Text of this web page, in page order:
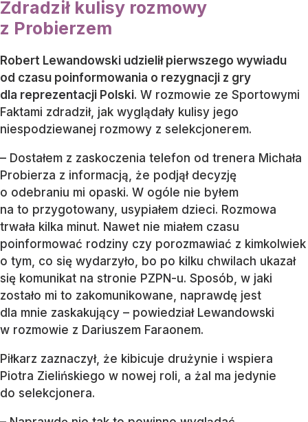
Zdradził kulisy rozmowy
z Probierzem
Robert Lewandowski udzielił pierwszego wywiadu
od czasu poinformowania o rezygnacji z gry
dla reprezentacji Polski. W rozmowie ze Sportowymi
Faktami zdradził, jak wyglądały kulisy jego
niespodziewanej rozmowy z selekcjonerem.
– Dostałem z zaskoczenia telefon od trenera Michała
Probierza z informacją, że podjął decyzję
o odebraniu mi opaski. W ogóle nie byłem
na to przygotowany, usypiałem dzieci. Rozmowa
trwała kilka minut. Nawet nie miałem czasu
poinformować rodziny czy porozmawiać z kimkolwiek
o tym, co się wydarzyło, bo po kilku chwilach ukazał
się komunikat na stronie PZPN-u. Sposób, w jaki
zostało mi to zakomunikowane, naprawdę jest
dla mnie zaskakujący – powiedział Lewandowski
w rozmowie z Dariuszem Faraonem.
Piłkarz zaznaczył, że kibicuje drużynie i wspiera
Piotra Zielińskiego w nowej roli, a żal ma jedynie
do selekcjonera.